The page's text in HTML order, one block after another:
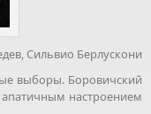
, Сильвио Берлускони
выборы. Боровичский
настроением